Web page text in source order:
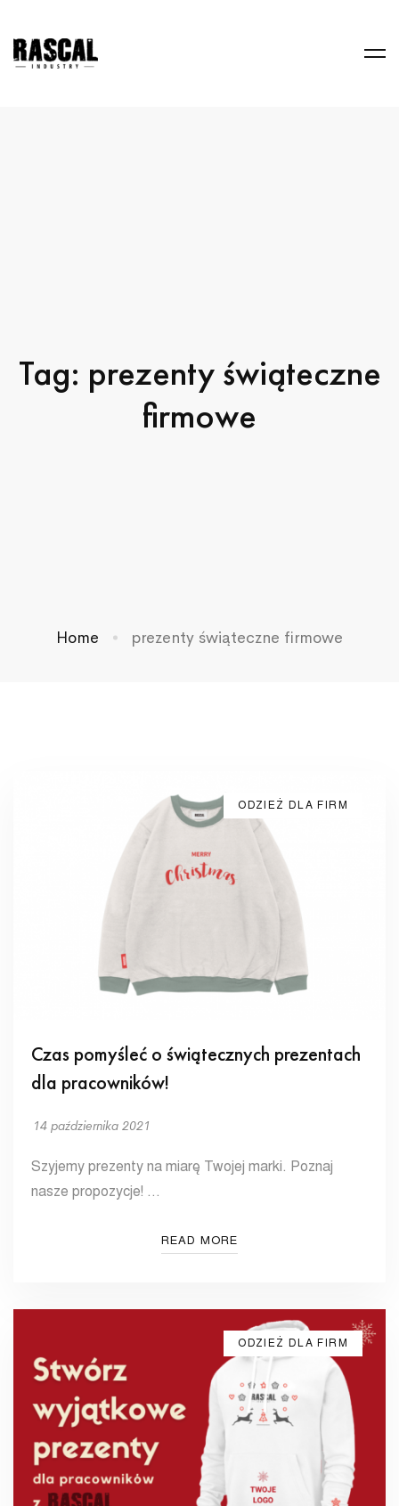
Tag: prezenty świąteczne
firmowe
Home prezenty świąteczne firmowe
ODZIEŻ DLA FIRM
Czas pomyśleć o świątecznych prezentach
dla pracowników!
14 października 2021
Szyjemy prezenty na miarę Twojej marki. Poznaj
nasze propozycje! …
READ MORE
ODZIEŻ DLA FIRM